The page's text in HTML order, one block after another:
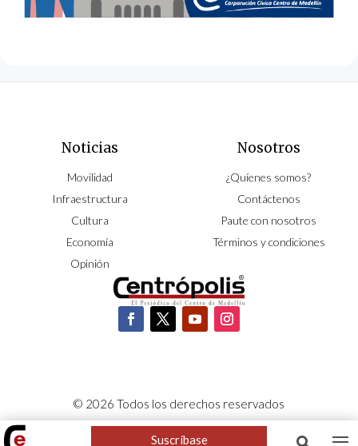
Noticias
Movilidad
Infraestructura
Cultura
Economía
Opinión
Nosotros
¿Quíenes somos?
Contáctenos
Paute con nosotros
Términos y condiciones
© 2026 Todos los derechos reservados
CORPOCENTRO | Hecho con pasión porNeoCiclo
Suscríbase
